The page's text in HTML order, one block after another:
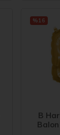
B
%16